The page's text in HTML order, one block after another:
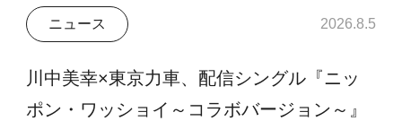
ニュース 2026.8.5
川中美幸×東京力車、配信シングル『ニッ
ポン・ワッショイ～コラボバージョン～』